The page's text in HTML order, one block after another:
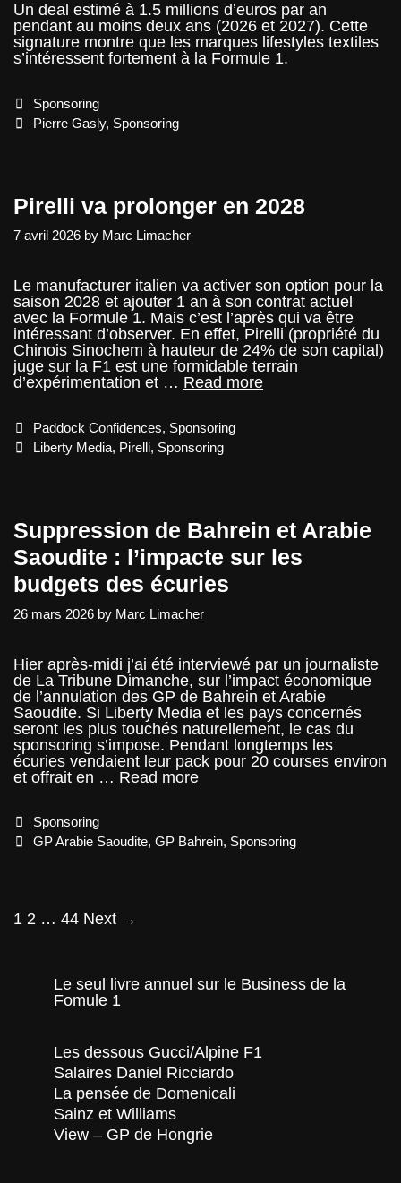
Un deal estimé à 1.5 millions d’euros par an
pendant au moins deux ans (2026 et 2027). Cette
signature montre que les marques lifestyles textiles
s’intéressent fortement à la Formule 1.
Categories
Sponsoring
Tags
Pierre Gasly, Sponsoring
Pirelli va prolonger en 2028
7 avril 2026 by Marc Limacher
Le manufacturer italien va activer son option pour la
saison 2028 et ajouter 1 an à son contrat actuel
avec la Formule 1. Mais c’est l’après qui va être
intéressant d’observer. En effet, Pirelli (propriété du
Chinois Sinochem à hauteur de 24% de son capital)
juge sur la F1 est une formidable terrain
d’expérimentation et … Read morePirelli
Categories
Paddock Confidences, Sponsoring
Tags
Liberty Media, Pirelli, Sponsoring
Suppression de Bahrein et Arabie
Saoudite : l’impacte sur les
budgets des écuries
26 mars 2026 by Marc Limacher
Hier après-midi j’ai été interviewé par un journaliste
de La Tribune Dimanche, sur l’impact économique
de l’annulation des GP de Bahrein et Arabie
Saoudite. Si Liberty Media et les pays concernés
seront les plus touchés naturellement, le cas du
sponsoring s’impose. Pendant longtemps les
écuries vendaient leur pack pour 20 courses environ
et offrait en … Read moreSuppression
Arabie
Categories
Sponsoring
Tags
GP Arabie Saoudite,GP Bahrein, Sponsoring
Post
1 2 … 44 Next →
Le seul livre annuel sur le Business de la
Fomule 1
Les dessous Gucci/Alpine F1
Salaires Daniel Ricciardo
La pensée de Domenicali
Sainz et Williams
View – GP de Hongrie